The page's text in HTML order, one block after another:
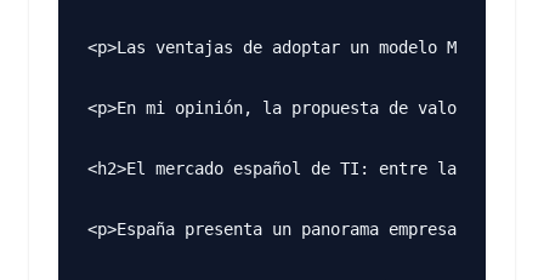
<p>Las ventajas de adoptar un modelo MSP
<p>En mi opinión, la propuesta de valor del
<h2>El mercado español de TI: entre la
<p>España presenta un panorama empresarial